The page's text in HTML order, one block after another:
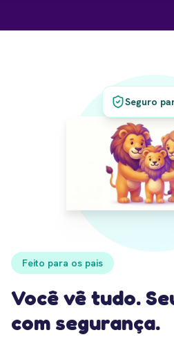
Seguro
Feito para os pais
Você vê tudo.
com segurança.